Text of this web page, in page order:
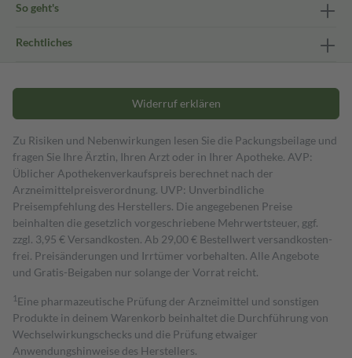
So geht's
Rechtliches
Widerruf erklären
Zu Risiken und Nebenwirkungen lesen Sie die Packungsbeilage und
fragen Sie Ihre Ärztin, Ihren Arzt oder in Ihrer Apotheke. AVP:
Üblicher Apothekenverkaufspreis berechnet nach der
Arzneimittelpreisverordnung. UVP: Unverbindliche
Preisempfehlung des Herstellers. Die angegebenen Preise
beinhalten die gesetzlich vorgeschriebene Mehrwertsteuer, ggf.
zzgl. 3,95 € Versandkosten. Ab 29,00 € Bestell­wert versand­kosten­
frei. Preisänderungen und Irrtümer vorbehalten. Alle Angebote
und Gratis-Beigaben nur solange der Vorrat reicht.
1 Eine pharmazeutische Prüfung der Arzneimittel und sonstigen
Produkte in deinem Warenkorb beinhaltet die Durchführung von
Wechselwirkungschecks und die Prüfung etwaiger
Anwendungshinweise des Herstellers.